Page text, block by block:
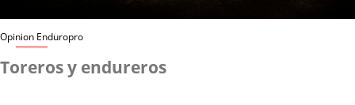
Opinion Enduropro
Toreros y endureros